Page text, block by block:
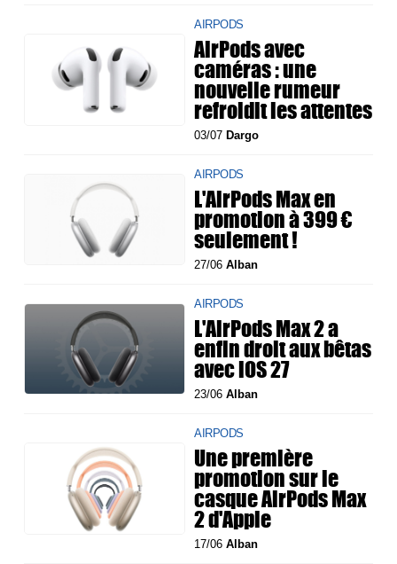
AIRPODS
AirPods avec
caméras : une
nouvelle rumeur
refroidit les attentes
03/07 Dargo
AIRPODS
L'AirPods Max en
promotion à 399 €
seulement !
27/06Alban
AIRPODS
L'AirPods Max 2 a
enfin droit aux bêtas
avec iOS 27
23/06Alban
AIRPODS
Une première
promotion sur le
casque AirPods Max
2 d'Apple
17/06Alban